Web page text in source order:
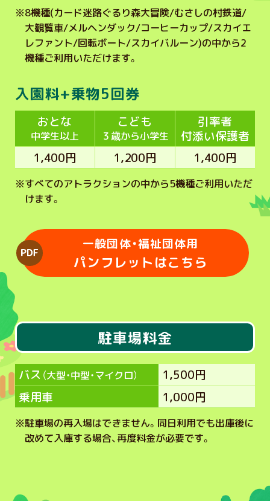
※8機種(カード迷路ぐるり森大冒険/むさしの村鉄道/
大観覧車/メルヘンダック/コーヒーカップ/スカイエ
レファント/回転ボート/スカイバルーン)の中から2
機種ご利用いただけます。
入園料+乗物5回券
おとな
中学生以上
こども
３歳から小学生
引率者
付添い保護者
1,400円
1,200円 1,400円
※すべてのアトラクションの中から5機種ご利用いただ
けます。
一般団体・福祉団体用
パンフレットはこちら
駐車場料金
バス （大型・中型・マイクロ）
1,500円
乗用車
1,000円
※駐車場の再入場はできません。同日利用でも出庫後に
改めて入庫する場合、再度料金が必要です。